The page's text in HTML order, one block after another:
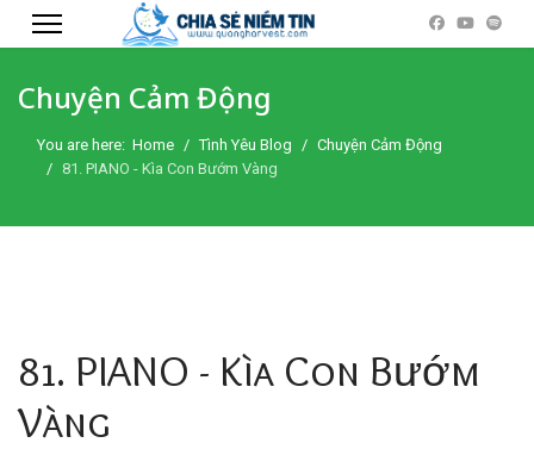
Chuyện Cảm Động
You are here: Home Tình Yêu Blog
Chuyện Cảm Động
81. PIANO - Kìa Con Bướm Vàng
81. PIANO - Kìa Con Bướm
Vàng